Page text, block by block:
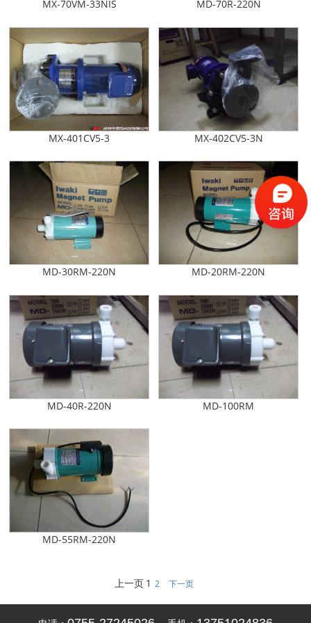
MX-70VM-33NIS MD-70R-220N
MX-401CV5-3 MX-402CV5-3N
MD-30RM-220N MD-20RM-220N
MD-40R-220N MD-100RM
MD-55RM-220N
上一页 1 2 下一页